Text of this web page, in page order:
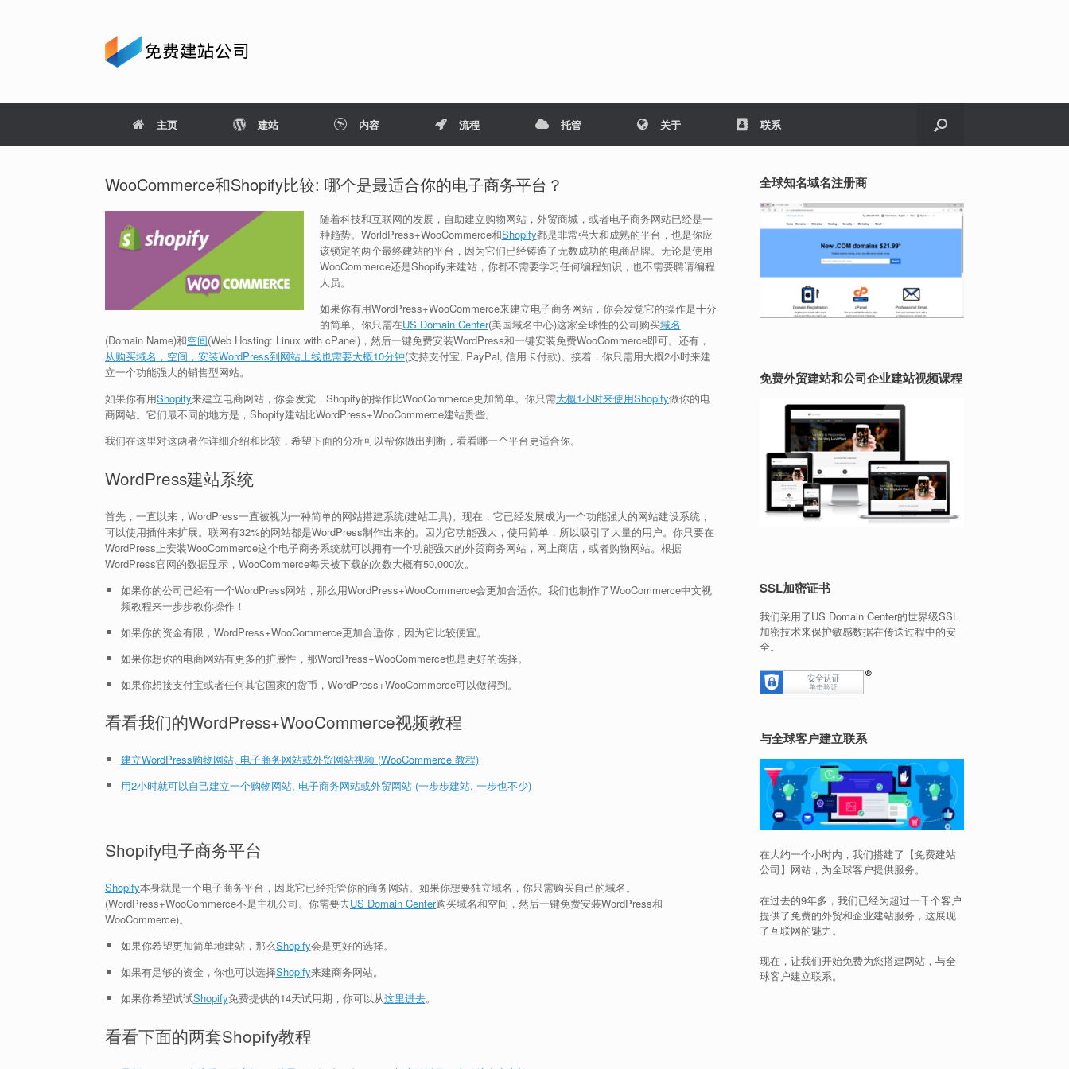
主页 建站 内容 流程 托管 关于 联系
WooCommerce和Shopify比较: 哪个是最适合你的电子商务平台？
随着科技和互联网的发展，自助建立购物网站，外贸商城，或者电子商务网站已经是一
种趋势。WorldPress+WooCommerce和Shopify都是非常强大和成熟的平台，也是你应
该锁定的两个最终建站的平台，因为它们已经铸造了无数成功的电商品牌。无论是使用
WooCommerce还是Shopify来建站，你都不需要学习任何编程知识，也不需要聘请编程
人员。
如果你有用WordPress+WooCommerce来建立电子商务网站，你会发觉它的操作是十分
的简单。你只需在US Domain Center(美国域名中心)这家全球性的公司购买域名
(Domain Name)和空间(Web Hosting: Linux with cPanel)，然后一键免费安装WordPress和一键安装免费WooCommerce即可。还有，
从购买域名，空间，安装WordPress到网站上线也需要大概10分钟(支持支付宝, PayPal, 信用卡付款)。接着，你只需用大概2小时来建
立一个功能强大的销售型网站。
如果你有用Shopify来建立电商网站，你会发觉，Shopify的操作比WooCommerce更加简单。你只需大概1小时来使用Shopify做你的电
商网站。它们最不同的地方是，Shopify建站比WordPress+WooCommerce建站贵些。
我们在这里对这两者作详细介绍和比较，希望下面的分析可以帮你做出判断，看看哪一个平台更适合你。
WordPress建站系统
首先，一直以来，WordPress一直被视为一种简单的网站搭建系统(建站工具)。现在，它已经发展成为一个功能强大的网站建设系统，
可以使用插件来扩展。联网有32%的网站都是WordPress制作出来的。因为它功能强大，使用简单，所以吸引了大量的用户。你只要在
WordPress上安装WooCommerce这个电子商务系统就可以拥有一个功能强大的外贸商务网站，网上商店，或者购物网站。根据
WordPress官网的数据显示，WooCommerce每天被下载的次数大概有50,000次。
如果你的公司已经有一个WordPress网站，那么用WordPress+WooCommerce会更加合适你。我们也制作了WooCommerce中文视
频教程来一步步教你操作！
如果你的资金有限，WordPress+WooCommerce更加合适你，因为它比较便宜。
如果你想你的电商网站有更多的扩展性，那WordPress+WooCommerce也是更好的选择。
如果你想接支付宝或者任何其它国家的货币，WordPress+WooCommerce可以做得到。
看看我们的WordPress+WooCommerce视频教程
建立WordPress购物网站, 电子商务网站或外贸网站视频 (WooCommerce 教程)
用2小时就可以自己建立一个购物网站, 电子商务网站或外贸网站 (一步步建站, 一步也不少)
Shopify电子商务平台
Shopify本身就是一个电子商务平台，因此它已经托管你的商务网站。如果你想要独立域名，你只需购买自己的域名。
(WordPress+WooCommerce不是主机公司。你需要去US Domain Center购买域名和空间，然后一键免费安装WordPress和
WooCommerce)。
如果你希望更加简单地建站，那么Shopify会是更好的选择。
如果有足够的资金，你也可以选择Shopify来建商务网站。
如果你希望试试Shopify免费提供的14天试用期，你可以从这里进去。
看看下面的两套Shopify教程
全球知名域名注册商
免费外贸建站和公司企业建站视频课程
SSL加密证书
我们采用了US Domain Center的世界级SSL
加密技术来保护敏感数据在传送过程中的安
全。
与全球客户建立联系
在大约一个小时内，我们搭建了【免费建站
公司】网站，为全球客户提供服务。
在过去的9年多，我们已经为超过一千个客户
提供了免费的外贸和企业建站服务，这展现
了互联网的魅力。
现在，让我们开始免费为您搭建网站，与全
球客户建立联系。